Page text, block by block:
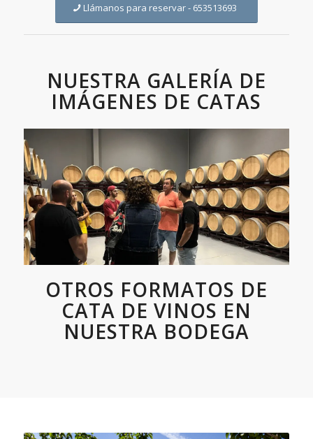
Llámanos para reservar - 653513693
NUESTRA GALERÍA DE
IMÁGENES DE CATAS
OTROS FORMATOS DE
CATA DE VINOS EN
NUESTRA BODEGA